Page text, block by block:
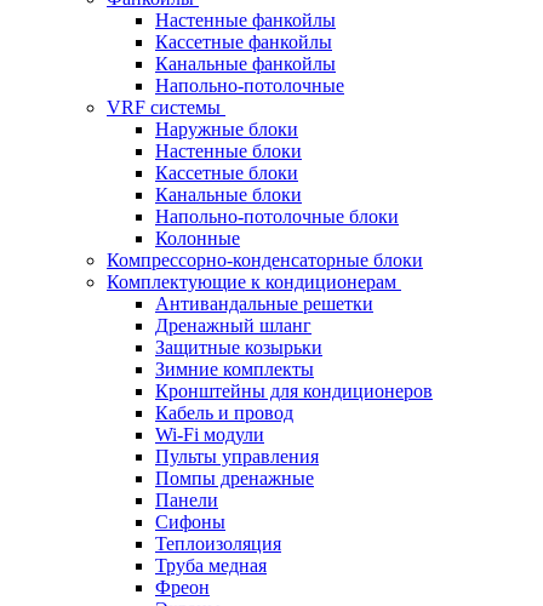
Настенные фанкойлы
Кассетные фанкойлы
Канальные фанкойлы
Напольно-потолочные
VRF системы
Наружные блоки
Настенные блоки
Кассетные блоки
Канальные блоки
Напольно-потолочные блоки
Колонные
Компрессорно-конденсаторные блоки
Комплектующие к кондиционерам
Антивандальные решетки
Дренажный шланг
Защитные козырьки
Зимние комплекты
Кронштейны для кондиционеров
Кабель и провод
Wi-Fi модули
Пульты управления
Помпы дренажные
Панели
Сифоны
Теплоизоляция
Труба медная
Фреон